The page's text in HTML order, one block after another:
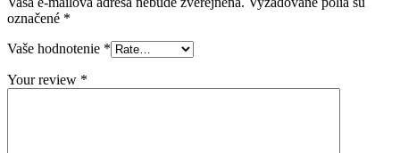
označené *
Vaše hodnotenie *
Your review *